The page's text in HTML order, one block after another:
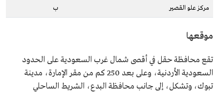
مركز علو القصير ب
موقعها
تقع محافظة حقل في أقصى شمال غرب السعودية على الحدود
السعودية الأردنية، وعلى بعد 250 كم من مقر الإمارة، مدينة
تبوك، وتشكل، إلى جانب محافظة البدع، الشريط الساحلي